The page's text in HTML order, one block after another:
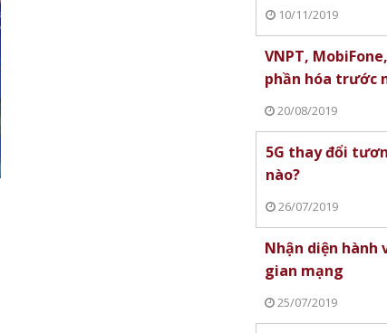
10/11/2019
VNPT,
phần hóa trước
20/08/2019
5G thay đổi
nào?
26/07/2019
Nhận diện
gian mạng
25/07/2019